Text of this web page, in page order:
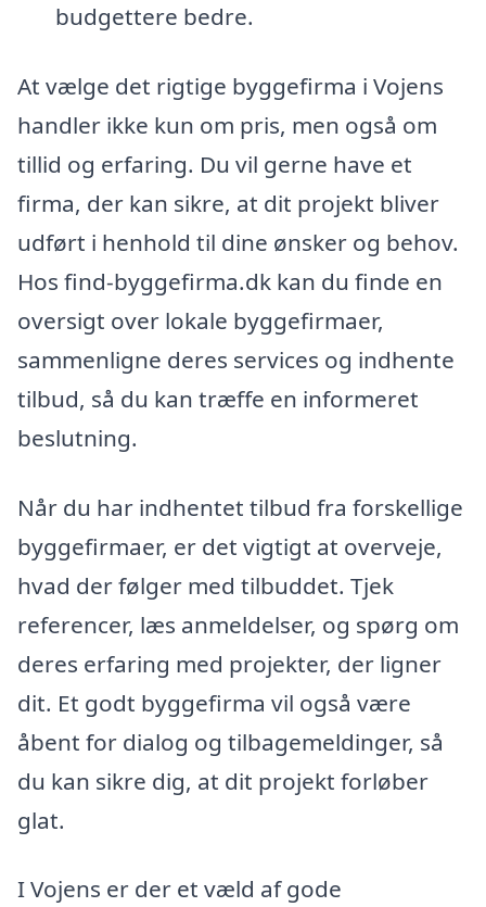
budgettere bedre.
At vælge det rigtige byggefirma i Vojens
handler ikke kun om pris, men også om
tillid og erfaring. Du vil gerne have et
firma, der kan sikre, at dit projekt bliver
udført i henhold til dine ønsker og behov.
Hos find-byggefirma.dk kan du finde en
oversigt over lokale byggefirmaer,
sammenligne deres services og indhente
tilbud, så du kan træffe en informeret
beslutning.
Når du har indhentet tilbud fra forskellige
byggefirmaer, er det vigtigt at overveje,
hvad der følger med tilbuddet. Tjek
referencer, læs anmeldelser, og spørg om
deres erfaring med projekter, der ligner
dit. Et godt byggefirma vil også være
åbent for dialog og tilbagemeldinger, så
du kan sikre dig, at dit projekt forløber
glat.
I Vojens er der et væld af gode